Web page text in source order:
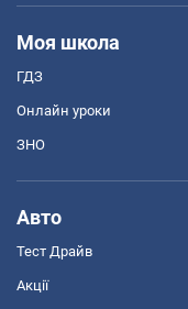
Моя школа
ГДЗ
Онлайн уроки
ЗНО
Авто
Тест Драйв
Акції